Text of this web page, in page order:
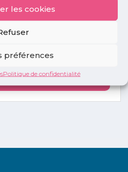
les cookies
préférences
Politique de confidentialité